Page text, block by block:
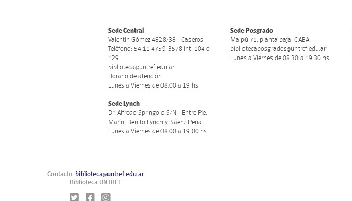
Sede Central
Valentín Gómez 4828/38 - Caseros
Teléfono: 54 11 4759-3578 int. 104 o
129
biblioteca@untref.edu.ar
Horario de atención
Lunes a Viernes de 08:00 a 19 hs.
Sede Lynch
Dr. Alfredo Springolo S/N - Entre Pje.
Marín, Benito Lynch y, Sáenz Peña
Lunes a Viernes de 08:00 a 19:00 hs.
Sede Posgrado
Maipú 71, planta baja, CABA.
bibliotecaposgrados@untref.edu.ar
Lunes a Viernes de 08:30 a 19:30 hs.
Contacto: biblioteca@untref.edu.ar
Biblioteca UNTREF